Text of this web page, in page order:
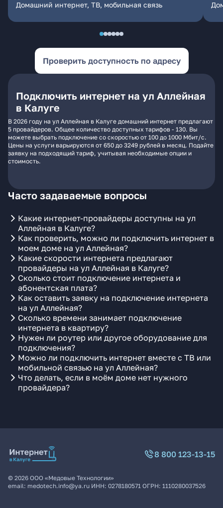
Домашний интернет, ТВ, мобильная связь
Проверить доступность по адресу
Подключить интернет на ул Аллейная
в Калуге
В 2026 году на ул Аллейная в Калуге домашний интернет предлагают
5 провайдеров. Общее количество доступных тарифов - 130. Вы
можете выбрать подключение со скоростью от 100 до 1000 Мбит/с.
Цены на услуги варьируются от 650 до 3249 рублей в месяц. Подайте
заявку на подходящий тариф, учитывая необходимые опции и
стоимость.
Часто задаваемые вопросы
Какие интернет-провайдеры доступны на ул
Аллейная в Калуге?
Как проверить, можно ли подключить интернет в
моем доме на ул Аллейная?
Какие скорости интернета предлагают
провайдеры на ул Аллейная в Калуге?
Сколько стоит подключение интернета и
абонентская плата?
Как оставить заявку на подключение интернета
на ул Аллейная?
Сколько времени занимает подключение
интернета в квартиру?
Нужен ли роутер или другое оборудование для
подключения?
Можно ли подключить интернет вместе с ТВ или
мобильной связью на ул Аллейная?
Что делать, если в моём доме нет нужного
провайдера?
8 800 123-13-15
© 2026 ООО «Медовые Технологии»
email: medotech.info@ya.ru ИНН: 0278180571 ОГРН: 1110280037526